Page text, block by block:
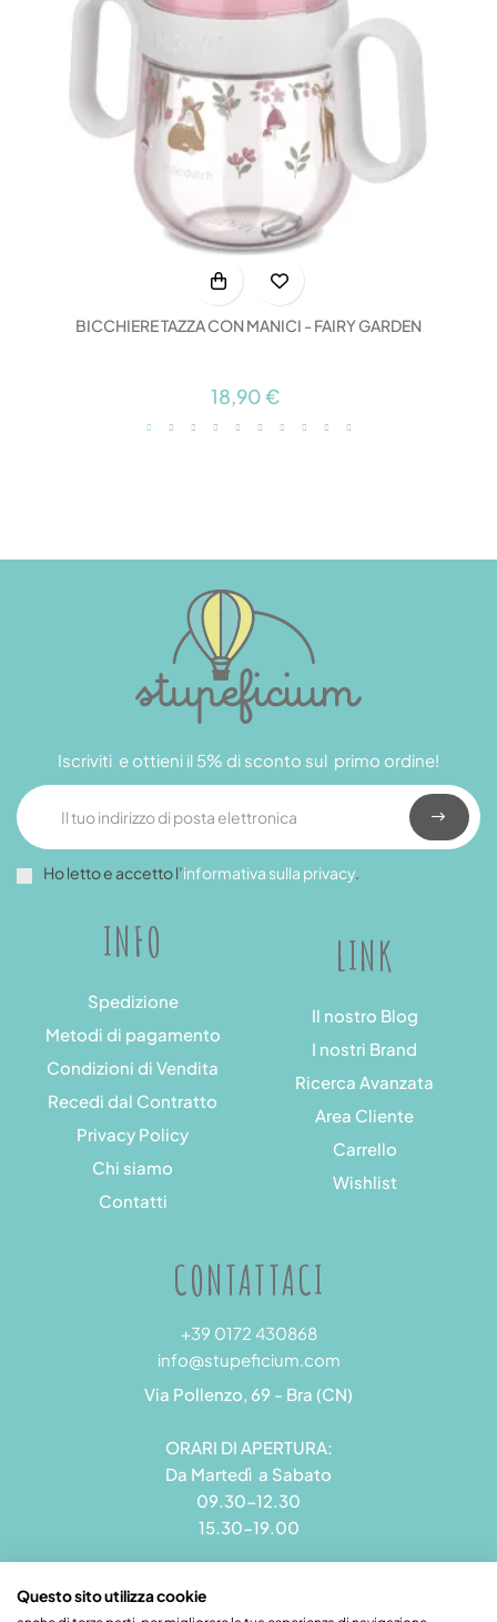
BICCHIERE TAZZA CON MANICI - FAIRY GARDEN
18,90 €
INFO
Spedizione
Metodi di pagamento
Condizioni di Vendita
Recedi dal Contratto
Privacy Policy
Chi siamo
Contatti
LINK
Il nostro Blog
I nostri Brand
Ricerca Avanzata
Area Cliente
Carrello
Wishlist
Iscriviti e ottieni il 5% di sconto sul primo ordine!
Ho letto e accetto l’informativa sulla privacy.
CONTATTACI
+39 0172 430868
info@stupeficium.com
Via Pollenzo, 69 - Bra (CN)
ORARI DI APERTURA:
Da Martedì a Sabato
09.30-12.30
15.30-19.00
Questo sito utilizza cookie